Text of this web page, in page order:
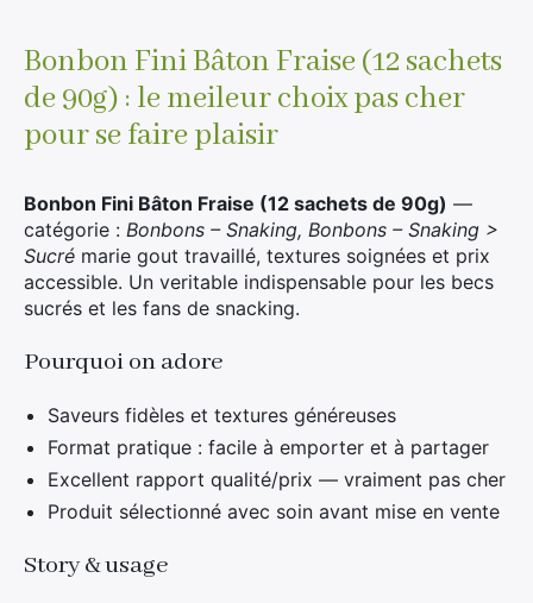
Bonbon Fini Bâton Fraise (12 sachets
de 90g) : le meileur choix pas cher
pour se faire plaisir
Bonbon Fini Bâton Fraise (12 sachets de 90g) —
catégorie : Bonbons – Snaking, Bonbons – Snaking >
Sucré marie gout travaillé, textures soignées et prix
accessible. Un veritable indispensable pour les becs
sucrés et les fans de snacking.
Pourquoi on adore
Saveurs fidèles et textures généreuses
Format pratique : facile à emporter et à partager
Excellent rapport qualité/prix — vraiment pas cher
Produit sélectionné avec soin avant mise en vente
Story & usage
Booster E-Liquide
Sucré